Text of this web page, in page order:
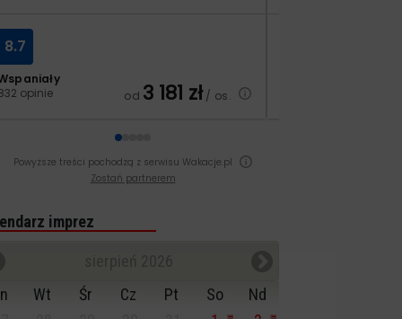
opinie
8.7
od 3 181 zł/ os.
Powyższe treści pochodzą z serwisu Wakacje.pl
Zostań partnerem
imprez
Wt Śr Cz Pt So
Nd